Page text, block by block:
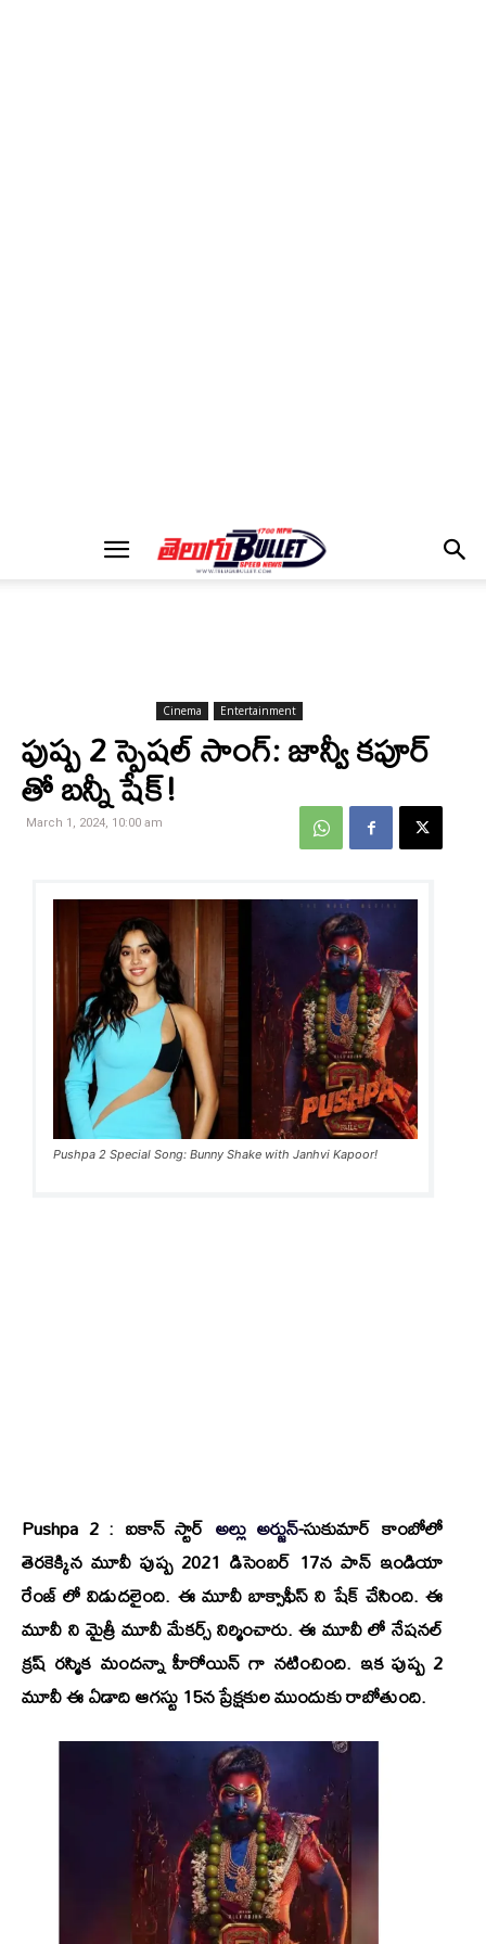
Cinema Entertainment
పుష్ప 2 స్పెషల్ సాంగ్: జాన్వీ కపూర్
తో బన్నీ షేక్!
March 1, 2024, 10:00 am
Pushpa 2 Special Song: Bunny Shake with Janhvi Kapoor!
Pushpa 2 : ఐకాన్ స్టార్ అల్లు అర్జున్-సుకుమార్ కాంబోలో
తెరకెక్కిన మూవీ పుష్ప 2021 డిసెంబర్ 17న పాన్ ఇండియా
రేంజ్ లో విడుదలైంది. ఈ మూవీ బాక్సాఫీస్ ని షేక్ చేసింది. ఈ
మూవీ నిమైత్రీ మూవీ మేకర్స్నిర్మించారు. ఈ మూవీ లో నేషనల్
క్రష్ రస్మిక మందన్నాహీరోయిన్ గా నటించింది. ఇక పుష్ప 2
మూవీ ఈ ఏడాది ఆగస్టు 15న ప్రేక్షకుల ముందుకు రాబోతుంది.